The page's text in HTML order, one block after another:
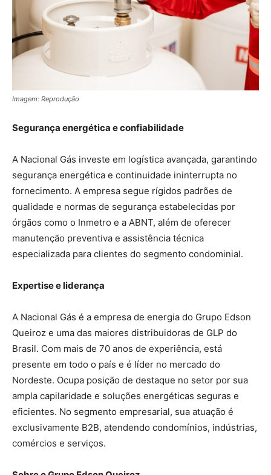
Imagem: Reprodução
Segurança energética e confiabilidade
A Nacional Gás investe em logística avançada, garantindo
segurança energética e continuidade ininterrupta no
fornecimento. A empresa segue rígidos padrões de
qualidade e normas de segurança estabelecidas por
órgãos como o Inmetro e a ABNT, além de oferecer
manutenção preventiva e assistência técnica
especializada para clientes do segmento condominial.
Expertise e liderança
A Nacional Gás é a empresa de energia do Grupo Edson
Queiroz e uma das maiores distribuidoras de GLP do
Brasil. Com mais de 70 anos de experiência, está
presente em todo o país e é líder no mercado do
Nordeste. Ocupa posição de destaque no setor por sua
ampla capilaridade e soluções energéticas seguras e
eficientes. No segmento empresarial, sua atuação é
exclusivamente B2B, atendendo condomínios, indústrias,
comércios e serviços.